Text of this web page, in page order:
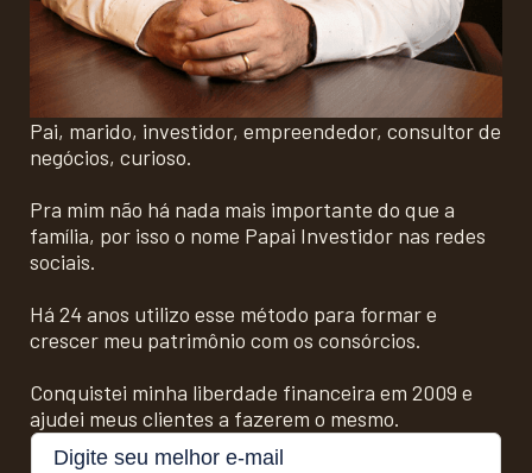
Pai, marido, investidor, empreendedor, consultor de
negócios, curioso.
Pra mim não há nada mais importante do que a
família, por isso o nome Papai Investidor nas redes
sociais.
Há 24 anos utilizo esse método para formar e
crescer meu patrimônio com os consórcios.
Conquistei minha liberdade financeira em 2009 e
ajudei meus clientes a fazerem o mesmo.